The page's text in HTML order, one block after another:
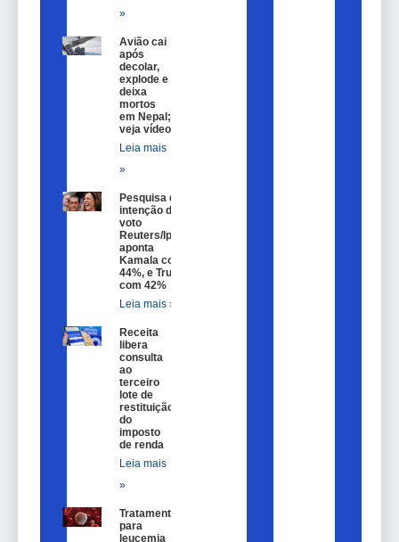
»
Avião cai
após
decolar,
explode e
deixa
mortos
em Nepal;
veja vídeo
Leia mais
»
Pesquisa de
intenção de
voto
Reuters/Ipsos
aponta
Kamala com
44%, e Trump
com 42%
Leia mais »
Receita
libera
consulta
ao
terceiro
lote de
restituição
do
imposto
de renda
Leia mais
»
Tratamento
para
leucemia